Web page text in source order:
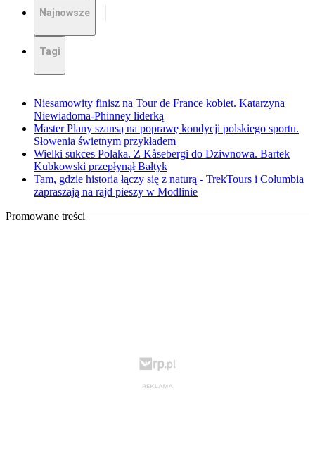
Najnowsze
Tagi
Niesamowity finisz na Tour de France kobiet. Katarzyna
Niewiadoma-Phinney liderką
Master Plany szansą na poprawę kondycji polskiego sportu.
Słowenia świetnym przykładem
Wielki sukces Polaka. Z Kåsebergi do Dziwnowa. Bartek
Kubkowski przepłynął Bałtyk
Tam, gdzie historia łączy się z naturą - TrekTours i Columbia
zapraszają na rajd pieszy w Modlinie
Promowane treści